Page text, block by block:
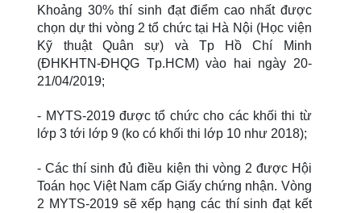
Khoảng 30% thí sinh đạt điểm cao nhất được
chọn dự thi vòng 2 tổ chức tại Hà Nội (Học viện
Kỹ thuật Quân sự) và Tp Hồ Chí Minh
(ĐHKHTN-ĐHQG Tp.HCM) vào hai ngày 20-
21/04/2019;
- MYTS-2019 được tổ chức cho các khối thi từ
lớp 3 tới lớp 9 (ko có khối thi lớp 10 như 2018);
- Các thí sinh đủ điều kiện thi vòng 2 được Hội
Toán học Việt Nam cấp Giấy chứng nhận. Vòng
2 MYTS-2019 sẽ xếp hạng các thí sinh đạt kết